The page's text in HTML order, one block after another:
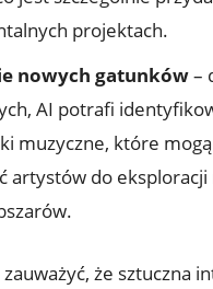
projektach.
nowych gatunków–
AI potrafi
muzyczne, które mogą
artystów do eksploracji
że sztuczna